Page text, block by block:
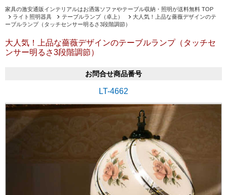
家具の激安通販インテリアルはお洒落ソファやテーブル収納・照明が送料無料 TOP
ライト照明器具
テーブルランプ（卓上）
大人気！上品な薔薇デザインのテ
ーブルランプ（タッチセンサー明るさ3段階調節）
大人気！上品な薔薇デザインのテーブルランプ（タッチセ
ンサー明るさ3段階調節）
お問合せ商品番号
LT-4662